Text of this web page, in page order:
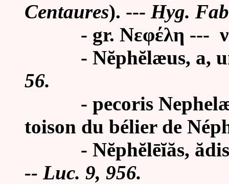
Centaures). --- Hyg.
- gr. Νεφέλη ---
- Nĕphĕlæus, a,
56.
- pecoris Nephel
toison du bélier de
- Nĕphĕlēĭăs, ădis,
-- Luc. 9, 956.